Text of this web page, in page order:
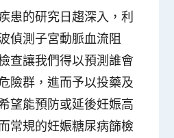
患的研究日趨深入，利
偵測子宮動脈血流阻
查讓我們得以預測誰會
險群，進而予以投藥及
望能預防或延後妊娠高
常規的妊娠糖尿病篩檢